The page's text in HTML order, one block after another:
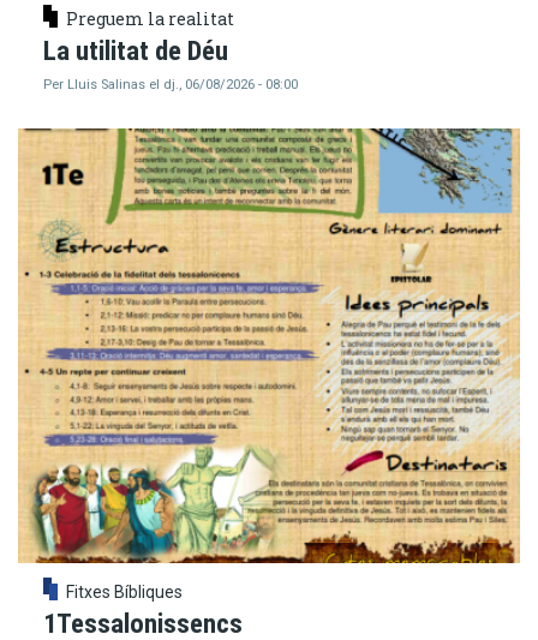
Preguem la realitat
La utilitat de Déu
Per Lluis Salinas el dj., 06/08/2026 - 08:00
Fitxes Bíbliques
1Tessalonissencs